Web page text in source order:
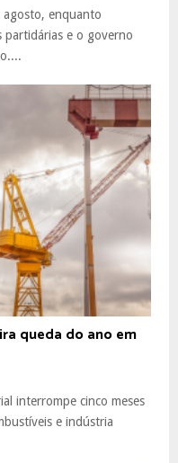
agosto, enquanto
partidárias e o governo
queda do ano em
interrompe cinco meses
e indústria